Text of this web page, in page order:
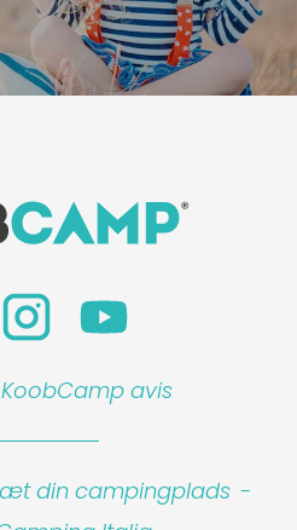
KoobCamp avis
din campingplads -